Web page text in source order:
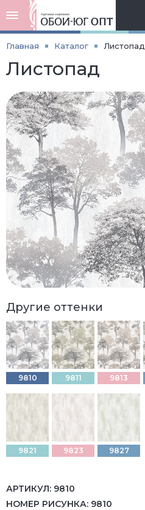
Главная Каталог Листопад
Листопад
Другие оттенки
9810 9811 9813
9821 9823 9827
АРТИКУЛ: 9810
НОМЕР РИСУНКА: 9810